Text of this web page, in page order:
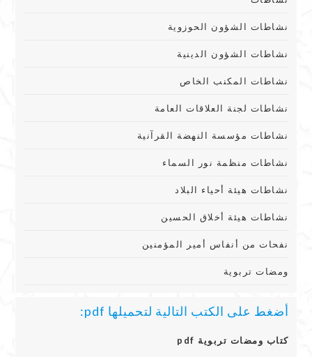
نشاطات الشؤون الحوزوية
نشاطات الشؤون الدينية
نشاطات المكنب الخاص
نشاطات لجنة العلاقات العامة
نشاطات مؤسسة النهضة القرآنية
نشاطات منظمة نور السماء
نشاطات هيئة أحياء البلاد
نشاطات هيئة أخلاق الحسين
نفحات من أنفاس أمير المؤمنين
ومضات تربوية
أضغط على الكتب التالية لتحميلها pdf:
كتاب ومضات تربوية pdf